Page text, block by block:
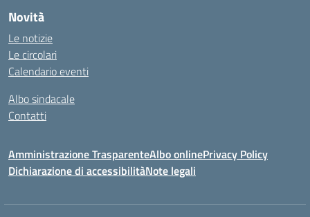
Novità
Le notizie
Le circolari
Calendario eventi
Albo sindacale
Contatti
Amministrazione TrasparenteAlbo onlinePrivacy Policy
Dichiarazione di accessibilitàNote legali